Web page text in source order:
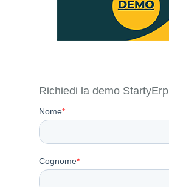
Richiedi la demo StartyErp